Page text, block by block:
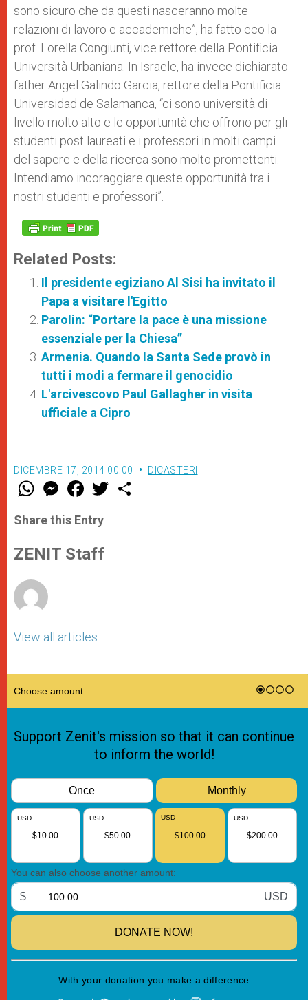
sono sicuro che da questi nasceranno molte
relazioni di lavoro e accademiche”, ha fatto eco la
prof. Lorella Congiunti, vice rettore della Pontificia
Università Urbaniana. In Israele, ha invece dichiarato
father Angel Galindo Garcia, rettore della Pontificia
Universidad de Salamanca, “ci sono università di
livello molto alto e le opportunità che offrono per gli
studenti post laureati e i professori in molti campi
del sapere e della ricerca sono molto promettenti.
Intendiamo incoraggiare queste opportunità tra i
nostri studenti e professori”.
Related Posts:
Il presidente egiziano Al Sisi ha invitato il
Papa a visitare l'Egitto
Parolin: “Portare la pace è una missione
essenziale per la Chiesa”
Armenia. Quando la Santa Sede provò in
tutti i modi a fermare il genocidio
L'arcivescovo Paul Gallagher in visita
ufficiale a Cipro
DICEMBRE 17, 2014 00:00 DICASTERI
W
t
s
p
p
M
e
s
e
g
e
F
a
e
b
o
k
w
Share this Entry
ZENIT Staff
View all articles